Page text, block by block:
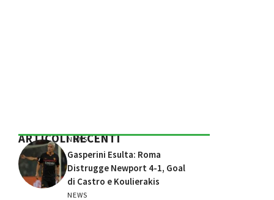
ARTICOLI RECENTI
NEWS
Gasperini Esulta: Roma
Distrugge Newport 4-1, Goal
di Castro e Koulierakis
NEWS